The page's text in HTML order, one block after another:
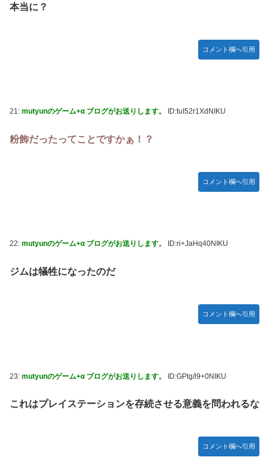
本当に？
コメント欄へ引用
21: mutyunのゲーム+α ブログがお送りします。 ID:tuI52r1XdNIKU
粉飾だったってことですかぁ！？
コメント欄へ引用
22: mutyunのゲーム+α ブログがお送りします。 ID:ri+JaHq40NIKU
ジムは犠牲になったのだ
コメント欄へ引用
23: mutyunのゲーム+α ブログがお送りします。 ID:GPtg/l9+0NIKU
これはプレイステーションを存続させる意義を問われるな
コメント欄へ引用